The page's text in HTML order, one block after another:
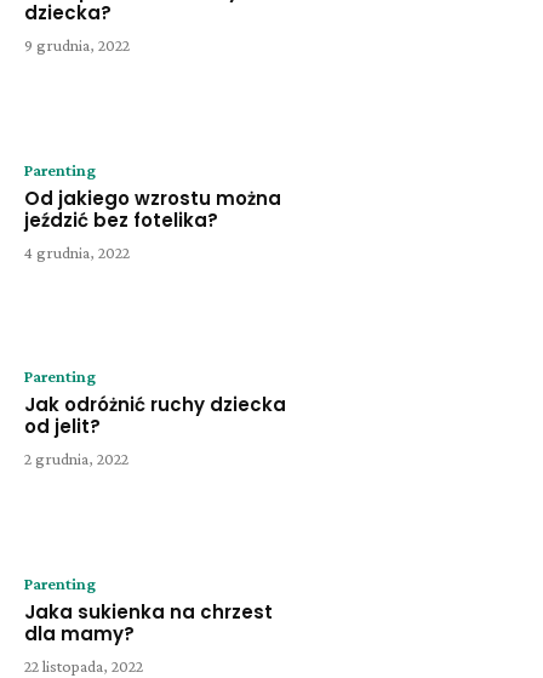
dziecka?
9 grudnia, 2022
Parenting
Od jakiego wzrostu można
jeździć bez fotelika?
4 grudnia, 2022
Parenting
Jak odróżnić ruchy dziecka
od jelit?
2 grudnia, 2022
Parenting
Jaka sukienka na chrzest
dla mamy?
22 listopada, 2022